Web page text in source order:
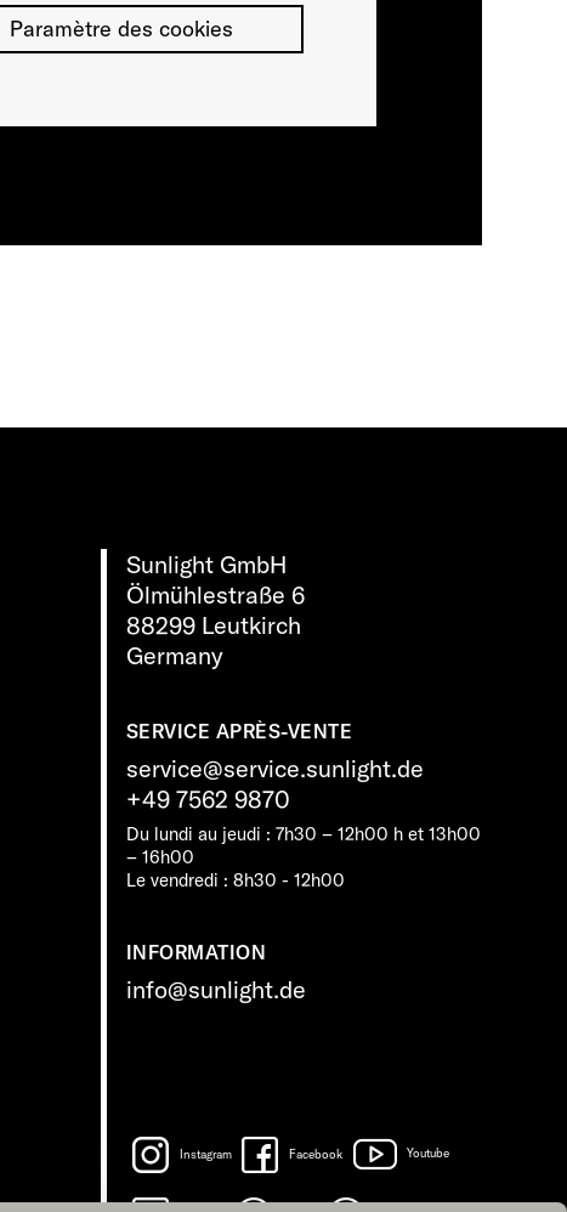
Paramètre des cookies
Sunlight GmbH
Ölmühlestraße 6
88299 Leutkirch
Germany
SERVICE APRÈS-VENTE
service@service.sunlight.de
+49 7562 9870
Du lundi au jeudi : 7h30 – 12h00 h et 13h00
– 16h00
Le vendredi : 8h30 - 12h00
INFORMATION
info@sunlight.de
Instagram Facebook Youtube